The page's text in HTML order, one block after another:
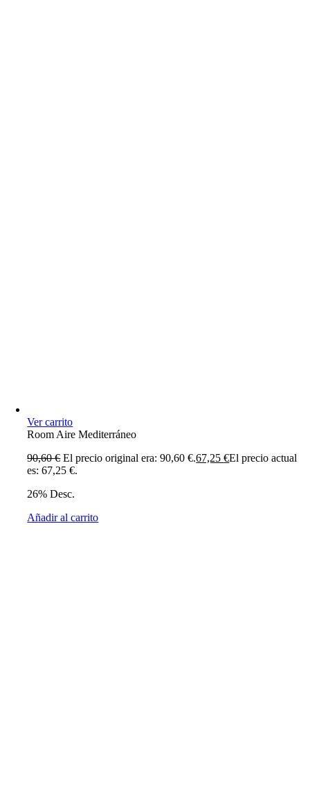
Ver carrito
Room Aire Mediterráneo
90,60€ El precio original era: 90,60 €.67,25€El precio actual
es: 67,25 €.
26% Desc.
Añadir al carrito